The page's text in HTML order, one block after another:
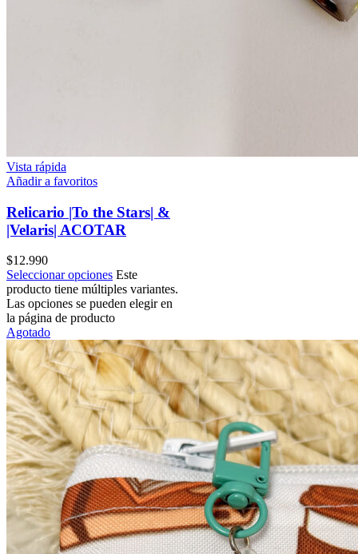
Vista rápida
Añadir a favoritos
Relicario |To the Stars| &
|Velaris| ACOTAR
$12.990
Seleccionar opciones Este
producto tiene múltiples variantes.
Las opciones se pueden elegir en
la página de producto
Agotado